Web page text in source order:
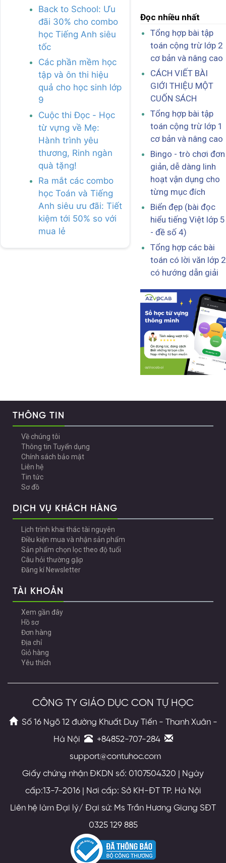
Back to School: Ưu
đãi 30% cho combo
học Tiếng Anh siêu
tốc
Các phần mềm học
tập và ôn thi hiệu
quả cho học sinh lớp
9
Cuộc thi Đọc - Học
từ vựng về Mẹ:
Hành trình yêu
thương, Rinh ngàn
quà tặng!
Ra mắt các combo
học Toán và Tiếng
Anh siêu ưu đãi: Tiết
kiệm tới 50% so với
mua lẻ
Đọc nhiều nhất
Tổng hợp bài tập
toán cộng trừ lớp 2
cơ bản và nâng cao
CÁCH VIẾT BÀI
GIỚI THIỆU MỘT
CUỐN SÁCH
Tổng hợp bài tập
toán cộng trừ lớp 1
cơ bản và nâng cao
Bingo - trò chơi đơn
giản, dễ dàng linh
hoạt vận dụng cho
từng mục đích
Biển đẹp (bài đọc
hiểu tiếng Việt lớp 5
- đề số 4)
Tổng hợp các bài
toán có lời văn lớp 2
có hướng dẫn giải
THÔNG TIN
Về chúng tôi
Thông tin Tuyển dụng
Chính sách bảo mật
Liên hệ
Tin tức
Sơ đồ
DỊCH VỤ KHÁCH HÀNG
Lịch trình khai thác tài nguyên
Điều kiện mua và nhận sản phẩm
Sản phẩm chọn lọc theo độ tuổi
Câu hỏi thường gặp
Đăng kí Newsletter
TÀI KHOẢN
Xem gần đây
Hồ sơ
Đơn hàng
Địa chỉ
Giỏ hàng
Yêu thích
CÔNG TY GIÁO DỤC CON TỰ HỌC
Số 16 Ngõ 12 đường Khuất Duy Tiến - Thanh Xuân -
Hà Nội
+84852-707-284
support@contuhoc.com
Giấy chứng nhận ĐKDN số: 0107504320 | Ngày
cấp:13-7-2016 | Nơi cấp: Sở KH-ĐT TP. Hà Nội
Liên hệ làm Đại lý/ Đại sứ: Ms Trần Hương Giang SĐT
0325 129 885